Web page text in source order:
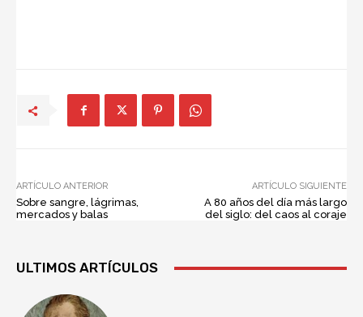
ARTÍCULO ANTERIOR
Sobre sangre, lágrimas,
mercados y balas
ARTÍCULO SIGUIENTE
A 80 años del día más largo
del siglo: del caos al coraje
ULTIMOS ARTÍCULOS